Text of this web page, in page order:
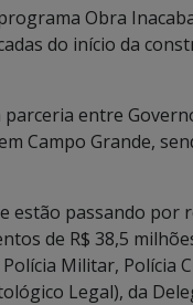
Obra
do início da
parceria entre
Campo Grande,
estão passando
de R$ 38,5
Militar, Polícia
Legal), da